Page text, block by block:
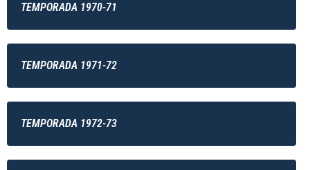
TEMPORADA 1970-71
TEMPORADA 1971-72
TEMPORADA 1972-73